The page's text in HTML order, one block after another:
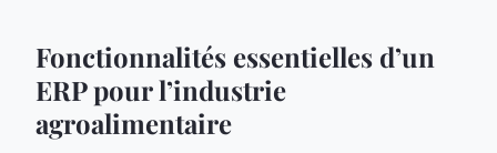
Fonctionnalités essentielles d’un
ERP pour l’industrie
agroalimentaire